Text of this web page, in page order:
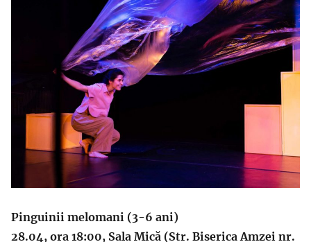
Pinguinii melomani (3-6 ani)
28.04, ora 18:00, Sala Mică (Str. Biserica Amzei nr.